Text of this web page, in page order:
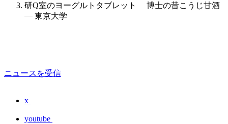
研Q室のヨーグルトタブレット 博士の昔こうじ甘酒
— 東京大学
ニュースを受信
x
youtube